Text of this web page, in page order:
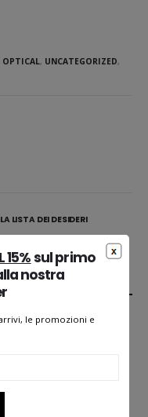
OPTICAL, UNCATEGORIZED,
LISTA DEI DESIDERI
15%sul primo
nostra
le promozioni e